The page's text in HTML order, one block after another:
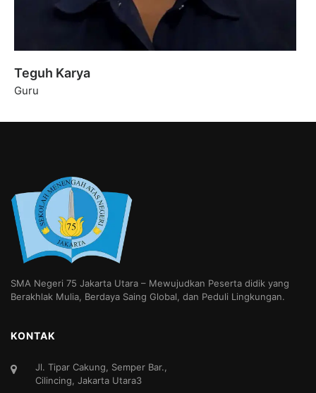
Teguh Karya
Guru
SMA Negeri 75 Jakarta Utara – Mewujudkan Peserta didik yang
Berakhlak Mulia, Berdaya Saing Global, dan Peduli Lingkungan.
KONTAK
Jl. Tipar Cakung, Semper Bar.,
Cilincing, Jakarta Utara3